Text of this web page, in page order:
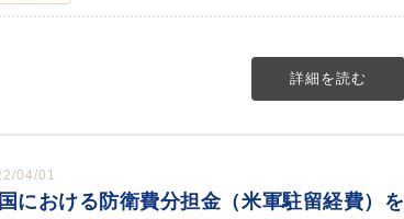
詳細を読む
04/01
における防衛費分担金（米軍駐留経費）を